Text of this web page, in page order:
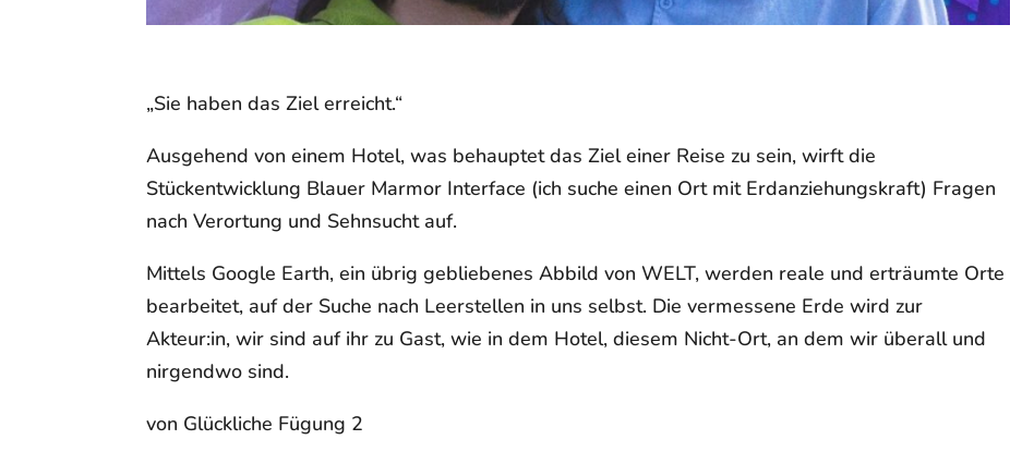
„Sie haben das Ziel erreicht.“
Ausgehend von einem Hotel, was behauptet das Ziel einer Reise zu sein, wirft die
Stückentwicklung Blauer Marmor Interface (ich suche einen Ort mit Erdanziehungskraft) Fragen
nach Verortung und Sehnsucht auf.
Mittels Google Earth, ein übrig gebliebenes Abbild von WELT, werden reale und erträumte Orte
bearbeitet, auf der Suche nach Leerstellen in uns selbst. Die vermessene Erde wird zur
Akteur:in, wir sind auf ihr zu Gast, wie in dem Hotel, diesem Nicht-Ort, an dem wir überall und
nirgendwo sind.
von Glückliche Fügung 2